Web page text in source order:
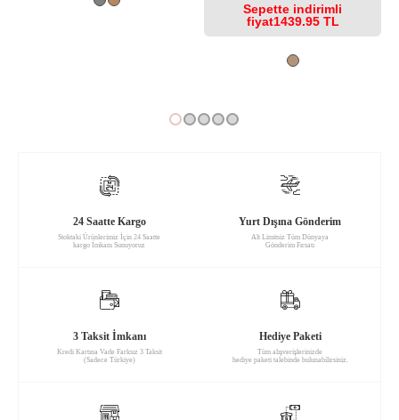
Sepette indirimli
fiyat1439.95 TL
24 Saatte Kargo
Stoktaki Ürünlerimiz İçin 24 Saatte
kargo İmkanı Sunuyoruz
Yurt Dışına Gönderim
Alt Limitsiz Tüm Dünyaya
Gönderim Fırsatı
3 Taksit İmkanı
Kredi Kartına Vade Farksız 3 Taksit
(Sadece Türkiye)
Hediye Paketi
Tüm alışverişlerinizde
hediye paketi talebinde bulunabilirsiniz.